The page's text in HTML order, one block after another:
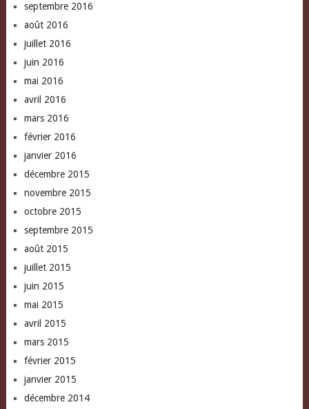
septembre 2016
août 2016
juillet 2016
juin 2016
mai 2016
avril 2016
mars 2016
février 2016
janvier 2016
décembre 2015
novembre 2015
octobre 2015
septembre 2015
août 2015
juillet 2015
juin 2015
mai 2015
avril 2015
mars 2015
février 2015
janvier 2015
décembre 2014